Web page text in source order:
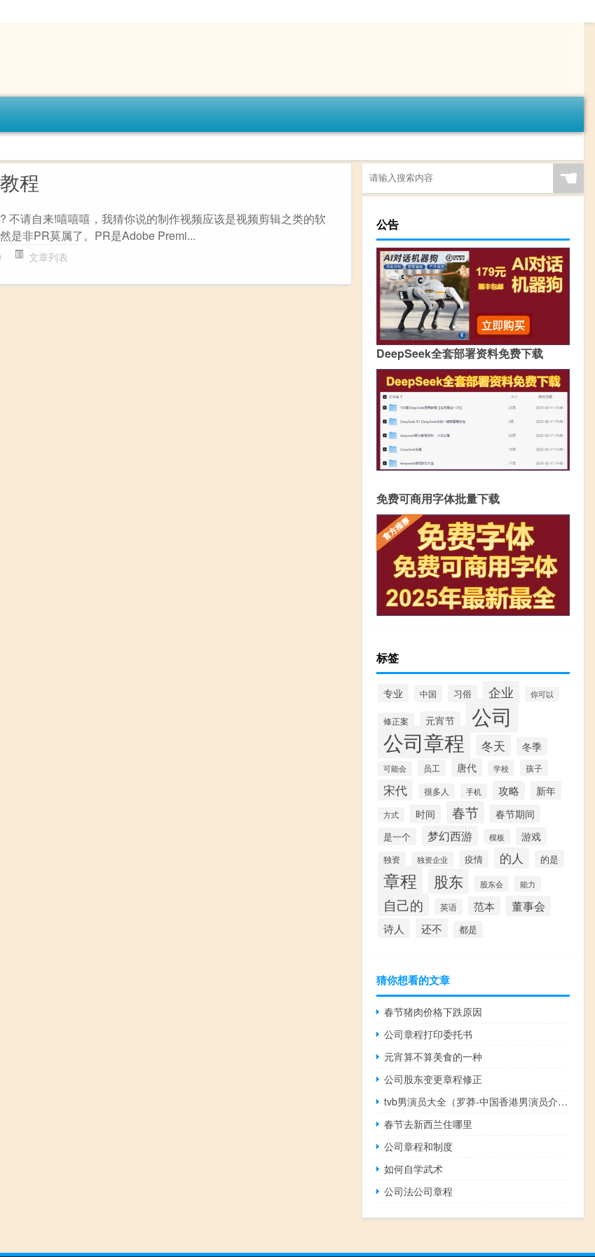
程
不请自来!嘻嘻嘻，我猜你说的制作视频应该是视频剪辑之类的软
是非PR莫属了。PR是Adobe Premi...
文章列表
☚
公告
DeepSeek全套部署资料免费下载
免费可商用字体批量下载
标签
专业 中国 习俗 企业 你可以
修正案 元宵节 公司
公司章程 冬天 冬季
可能会 员工 唐代 学校 孩子
宋代 很多人 手机 攻略 新年
方式 时间 春节 春节期间
是一个 梦幻西游 模板 游戏
独资 独资企业 疫情 的人 的是
章程 股东 股东会 能力
自己的 英语 范本 董事会
诗人 还不 都是
猜你想看的文章
春节猪肉价格下跌原因
公司章程打印委托书
元宵算不算美食的一种
公司股东变更章程修正
tvb男演员大全（罗莽-中国香港男演员介绍）
春节去新西兰住哪里
公司章程和制度
如何自学武术
公司法公司章程